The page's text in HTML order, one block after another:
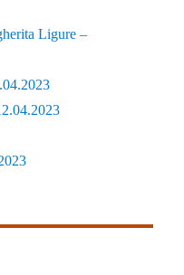
Ligure –